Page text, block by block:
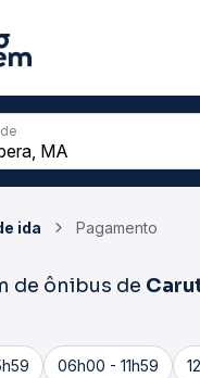
ida Pagamento
de ônibus de
06h00 - 11h59